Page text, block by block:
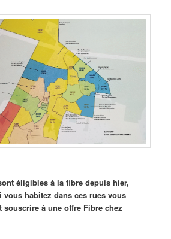
éligibles à la fibre depuis hier,
vous habitez dans ces rues vous
souscrire à une offre Fibre chez